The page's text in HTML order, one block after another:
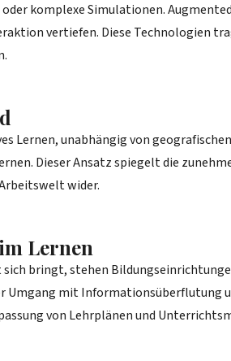
komplexe Simulationen.
vertiefen. Diese Technologien
Lernen, unabhängig von
Dieser Ansatz spiegelt die
wider.
Lernen
bringt, stehen
mit Informationsüberflutung
von Lehrplänen und